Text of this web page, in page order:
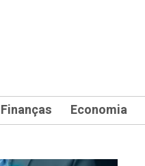
Finanças Economia